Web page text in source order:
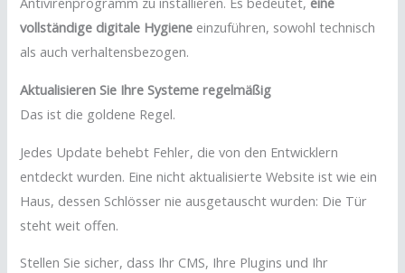
vollständige digitale Hygiene einzuführen, sowohl technisch
als auch verhaltensbezogen.
Aktualisieren Sie Ihre Systeme regelmäßig
Das ist die goldene Regel.
Jedes Update behebt Fehler, die von den Entwicklern
entdeckt wurden. Eine nicht aktualisierte Website ist wie ein
Haus, dessen Schlösser nie ausgetauscht wurden: Die Tür
steht weit offen.
Stellen Sie sicher, dass Ihr CMS, Ihre Plugins und Ihr